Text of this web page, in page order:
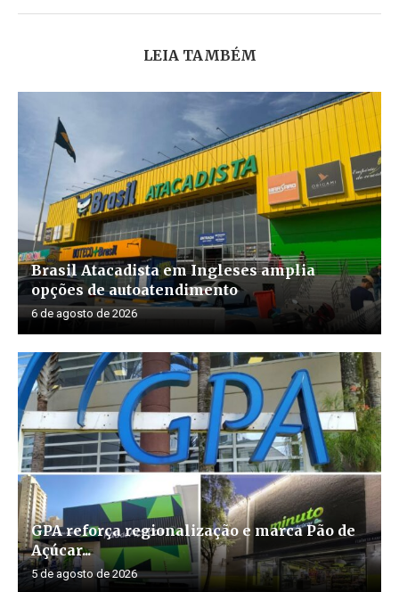
LEIA TAMBÉM
Brasil Atacadista em Ingleses amplia
opções de autoatendimento
6 de agosto de 2026
GPA reforça regionalização e marca Pão de
Açúcar...
5 de agosto de 2026